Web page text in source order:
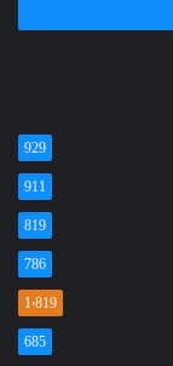
929
911
819
786
1٬819
685